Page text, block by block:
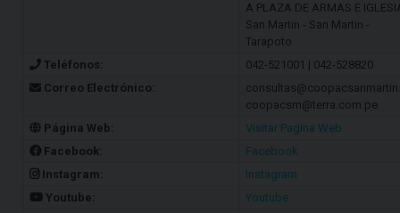
A PLAZA DE ARMAS E
San Martin - San Martin -
Tarapoto
Teléfonos:
042-521001 | 042-528820
Correo Electrónico:
coopacsm@terra.com.pe
Página Web:
Visitar Pagina Web
Facebook:
Facebook
Instagram:
Instagram
Youtube:
Youtube